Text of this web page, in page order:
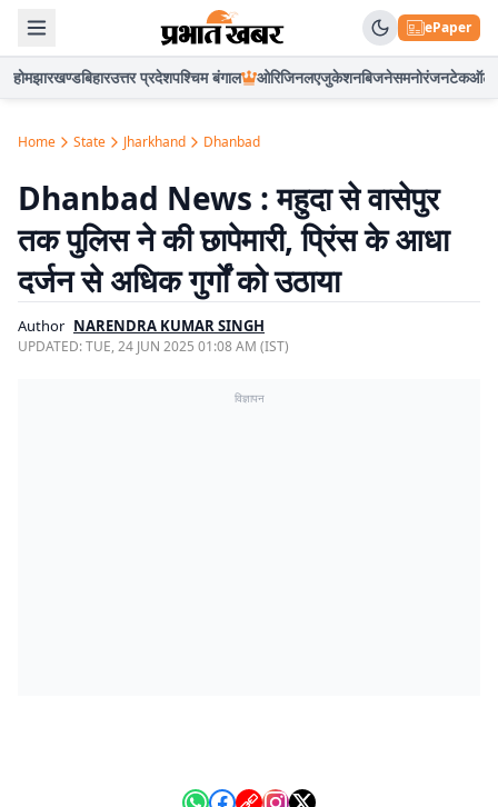
ePaper
होमझारखण्डबिहारउत्तर प्रदेशपश्चिम बंगाल ओरिजिनलएजुकेशनबिजनेसमनोरंजनटेकऑटो
Home State Jharkhand Dhanbad
Dhanbad News : महुदा से वासेपुर
तक पुलिस ने की छापेमारी, प्रिंस के आधा
दर्जन से अधिक गुर्गों को उठाया
Author NARENDRA KUMAR SINGH
UPDATED:TUE, 24 JUN 2025 01:08 AM (IST)
विज्ञापन